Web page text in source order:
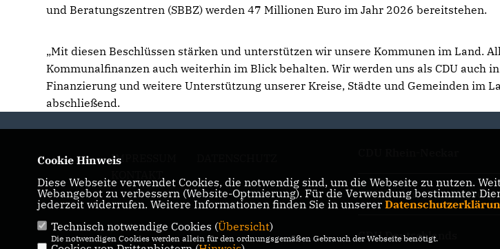
und Beratungszentren (SBBZ) werden 47 Millionen Euro im Jahr 2026 bereitstehen.
Mit diesen Beschlüssen stärken und unterstützen wir unsere Kommunen im Land.
Kommunalfinanzen auch weiterhin im Blick behalten. Wir werden uns als CDU auch
Finanzierung und weitere Unterstützung unserer Kreise, Städte und Gemeinden im
abschließend.
IMPRESSUM
KONTAKT
CDU Baden-Württemberg
CDU Deutschlands
Cookie Hinweis
Diese Webseite verwendet Cookies, die notwendig sind, um die Webseite zu nutzen.
Webangebot zu verbessern (Website-Optmierung). Für die Verwendung bestimmter
jederzeit widerrufen. Weitere Informationen finden Sie in unserer
Technisch notwendige Cookies (Übersicht)
Die notwendigen Cookies werden allein für den ordnungsgemäßen Gebrauch der Webseite benötigt.